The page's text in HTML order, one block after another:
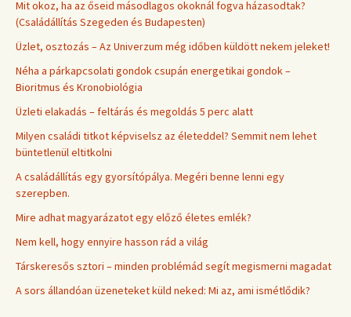
Mit okoz, ha az őseid másodlagos okoknál fogva házasodtak?
(Családállítás Szegeden és Budapesten)
Üzlet, osztozás – Az Univerzum még időben küldött nekem jeleket!
Néha a párkapcsolati gondok csupán energetikai gondok –
Bioritmus és Kronobiológia
Üzleti elakadás – feltárás és megoldás 5 perc alatt
Milyen családi titkot képviselsz az életeddel? Semmit nem lehet
büntetlenül eltitkolni
A családállítás egy gyorsítópálya. Megéri benne lenni egy
szerepben.
Mire adhat magyarázatot egy előző életes emlék?
Nem kell, hogy ennyire hasson rád a világ
Társkeresős sztori – minden problémád segít megismerni magadat
A sors állandóan üzeneteket küld neked: Mi az, ami ismétlődik?